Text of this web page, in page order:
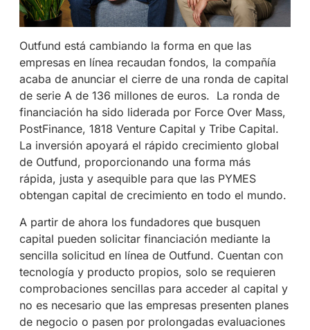
Outfund está cambiando la forma en que las
empresas en línea recaudan fondos, la compañía
acaba de anunciar el cierre de una ronda de capital
de serie A de 136 millones de euros. La ronda de
financiación ha sido liderada por Force Over Mass,
PostFinance, 1818 Venture Capital y Tribe Capital.
La inversión apoyará el rápido crecimiento global
de Outfund, proporcionando una forma más
rápida, justa y asequible para que las PYMES
obtengan capital de crecimiento en todo el mundo.
A partir de ahora los fundadores que busquen
capital pueden solicitar financiación mediante la
sencilla solicitud en línea de Outfund. Cuentan con
tecnología y producto propios, solo se requieren
comprobaciones sencillas para acceder al capital y
no es necesario que las empresas presenten planes
de negocio o pasen por prolongadas evaluaciones